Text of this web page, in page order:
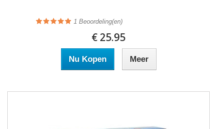
1 Beoordeling(en)
€ 25.95
Nu Kopen Meer